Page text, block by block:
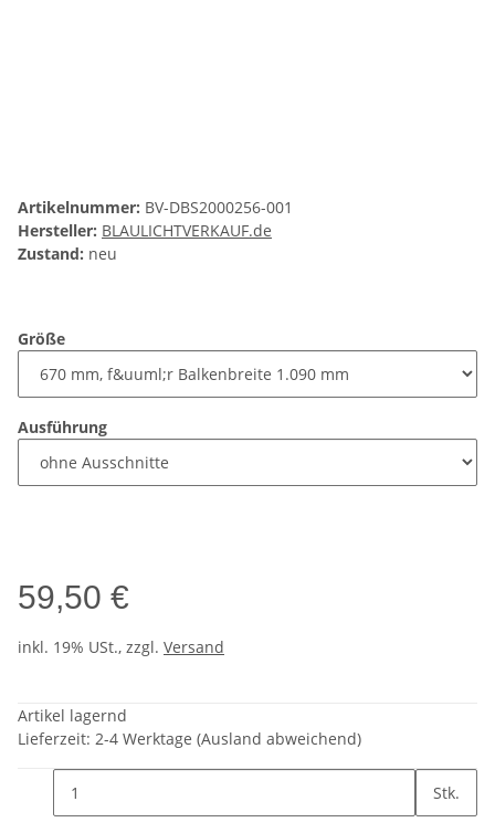
Artikelnummer: BV-DBS2000256-001
Hersteller: BLAULICHTVERKAUF.de
Zustand: neu
Größe
Ausführung
59,50 €
inkl. 19% USt., zzgl. Versand
Artikel lagernd
Lieferzeit: 2-4 Werktage (Ausland abweichend)
Stk.